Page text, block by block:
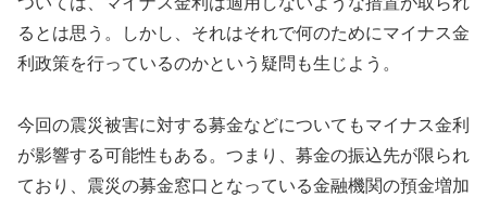
るとは思う。しかし、それはそれで何のためにマイナス金
利政策を行っているのかという疑問も生じよう。
今回の震災被害に対する募金などについてもマイナス金利
が影響する可能性もある。つまり、募金の振込先が限られ
ており、震災の募金窓口となっている金融機関の預金増加